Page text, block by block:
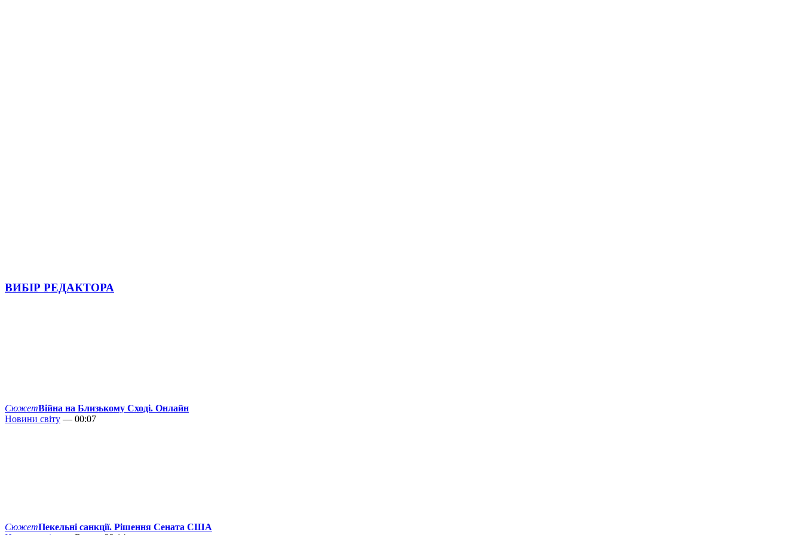
ВИБІР РЕДАКТОРА
СюжетВійна на Близькому Сході. Онлайн
Новини світу — 00:07
СюжетПекельні санкції. Рішення Сената США